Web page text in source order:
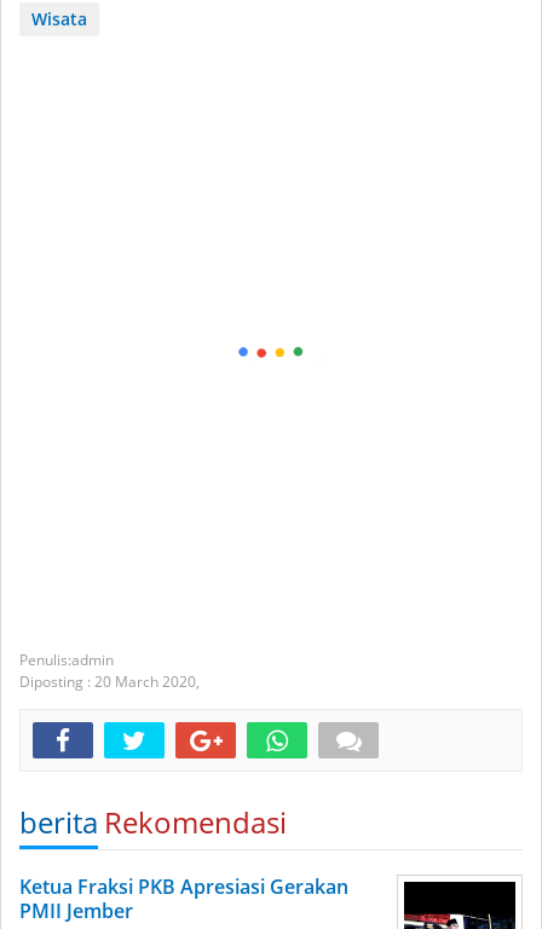
Wisata
admin
Diposting : 20 March 2020,
berita Rekomendasi
Ketua Fraksi PKB Apresiasi Gerakan
PMII Jember